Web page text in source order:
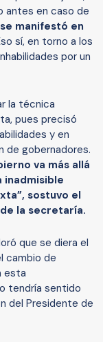
antes en caso de
manifestó en
sí, en torno a los
por un
la técnica
pues precisó
y en
de gobernadores.
va más allá
inadmisible
sostuvo el
la secretaría.
que se diera el
cambio de
esta
tendría sentido
del Presidente de